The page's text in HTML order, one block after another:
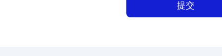
提交